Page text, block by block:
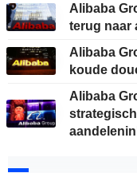
Alibaba
terug naar
Alibaba
koude
Alibaba